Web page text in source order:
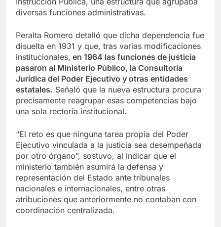
diversas funciones administrativas.
Peralta Romero detalló que dicha dependencia fue
disuelta en 1931 y que, tras varias modificaciones
institucionales, en 1964 las funciones de justicia
pasaron al Ministerio Público, la Consultoría
Jurídica del Poder Ejecutivo y otras entidades
estatales. Señaló que la nueva estructura procura
precisamente reagrupar esas competencias bajo
una sola rectoría institucional.
“El reto es que ninguna tarea propia del Poder
Ejecutivo vinculada a la justicia sea desempeñada
por otro órgano”, sostuvo, al indicar que el
ministerio también asumirá la defensa y
representación del Estado ante tribunales
nacionales e internacionales, entre otras
atribuciones que anteriormente no contaban con
coordinación centralizada.